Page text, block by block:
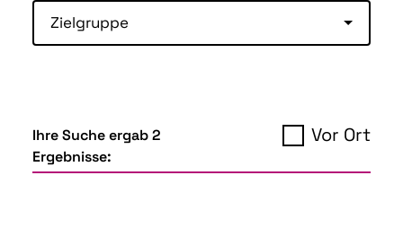
Zielgruppe
Ihre Suche ergab 2
Ergebnisse:
Vor Ort